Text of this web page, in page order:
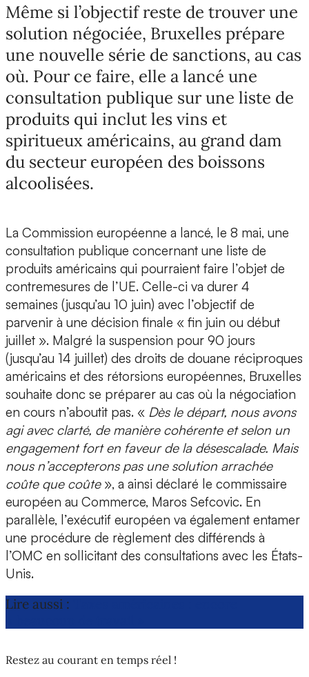
Même si l’objectif reste de trouver une
solution négociée, Bruxelles prépare
une nouvelle série de sanctions, au cas
où. Pour ce faire, elle a lancé une
consultation publique sur une liste de
produits qui inclut les vins et
spiritueux américains, au grand dam
du secteur européen des boissons
alcoolisées.
La Commission européenne a lancé, le 8 mai, une
consultation publique concernant une liste de
produits américains qui pourraient faire l’objet de
contremesures de l’UE. Celle-ci va durer 4
semaines (jusqu’au 10 juin) avec l’objectif de
parvenir à une décision finale « fin juin ou début
juillet ». Malgré la suspension pour 90 jours
(jusqu’au 14 juillet) des droits de douane réciproques
américains et des rétorsions européennes, Bruxelles
souhaite donc se préparer au cas où la négociation
en cours n’aboutit pas. « Dès le départ, nous avons
agi avec clarté, de manière cohérente et selon un
engagement fort en faveur de la désescalade. Mais
nous n’accepterons pas une solution arrachée
coûte que coûte», a ainsi déclaré le commissaire
européen au Commerce, Maros Sefcovic. En
parallèle, l’exécutif européen va également entamer
une procédure de règlement des différends à
l’OMC en sollicitant des consultations avec les États-
Unis.
Lire aussi :
Restez au courant en temps réel !